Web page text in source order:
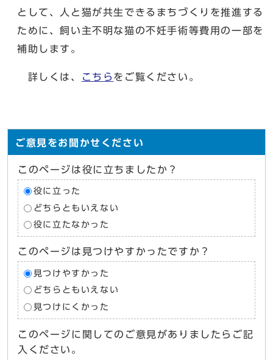
として、人と猫が共生できるまちづくりを推進する
ために、飼い主不明な猫の不妊手術等費用の一部を
補助します。
詳しくは、 こちら をご覧ください。
ご意見をお聞かせください
このページは役に立ちましたか？
役に立った
どちらともいえない
役に立たなかった
このページは見つけやすかったですか？
見つけやすかった
どちらともいえない
見つけにくかった
このページに関してのご意見がありましたらご記
入ください。